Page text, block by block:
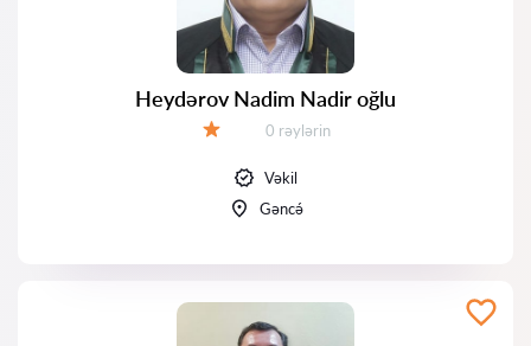
Heydərov Nadim Nadir oğlu
Rəylər:
0 rəylərin
Vəkil
Gəncə́